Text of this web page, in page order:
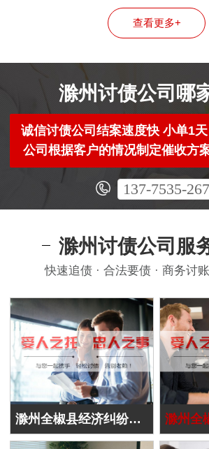
查看更多+
滁州讨债公司哪
诚信讨债公司结案速度快 小单1
公司根据客户的情况制定催收方
137-7535-
滁州讨债公司服
快速追债 · 合法要债 · 商务讨
滁州全椒县经济纠纷处理